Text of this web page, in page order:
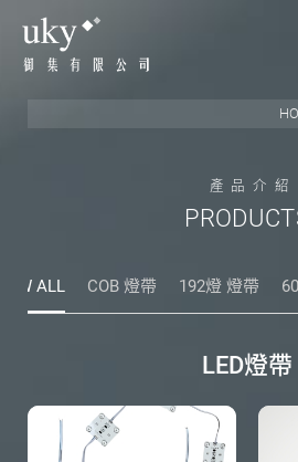
產 品 介 紹
PRODUCT
ALL COB 燈帶 192燈 燈帶
LED燈帶